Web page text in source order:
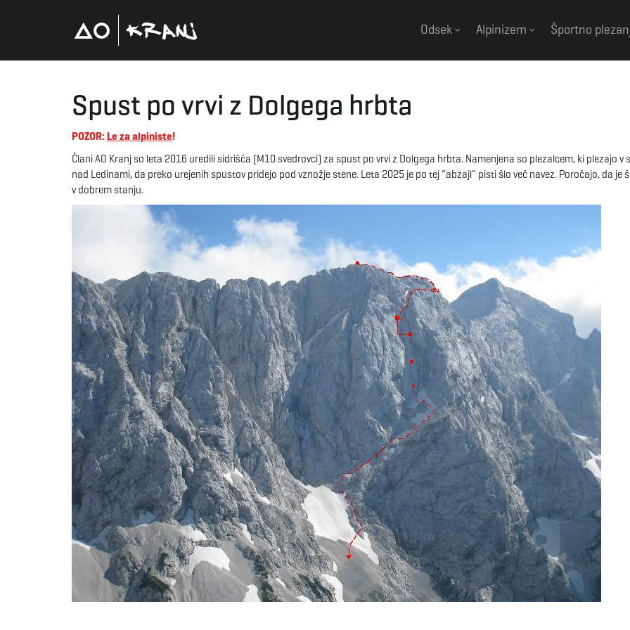
Odsek Alpinizem Športno
Spust po vrvi z Dolgega hrbta
POZOR: Le za alpiniste!
Člani AO Kranj so leta 2016 uredili sidrišča (M10 svedrovci) za spust po vrvi z Dolgega hrbta. Namenjena so plezalcem, ki plezajo v
nad Ledinami, da preko urejenih spustov pridejo pod vznožje stene. Leta 2025 je po tej “abzajl” pisti šlo več navez. Poročajo, da je
v dobrem stanju.